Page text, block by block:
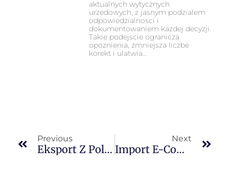
aktualnych wytycznych
urzedowych, z jasnym podzialem
odpowiedzialnosci i
dokumentowaniem kazdej decyzji.
Takie podejscie ogranicza
opoznienia, zmniejsza liczbe
korekt i ulatwia…
Previous
Eksport Z Polski Do UK — Dokumenty, Procedury I Koszty 2026
Next
Import E-Commerce Z UK — Paczki, Limity I Opłaty Celne 2026